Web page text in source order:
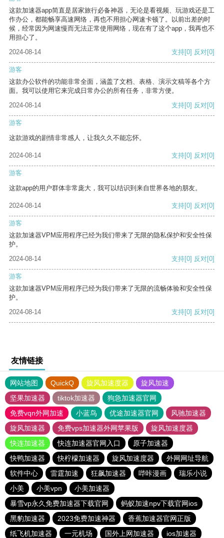
这款加速器app简直是居家旅行必备神器，无论是看视频、玩游戏还是工
作办公，都能畅享高速网络，再也不用担心网速卡顿了。以前出差的时
候，经常因为网速慢而无法正常使用网络，现在有了这个app，我再也不
用担心了。
2024-08-14
支持[0] 反对[0]
游客
这款办公软件的功能非常全面，涵盖了文档、表格、演示文稿等各个方
面。我可以使用它来完成日常办公的所有任务，非常方便。
2024-08-14
支持[0] 反对[0]
游客
这款游戏的剧情非常感人，让我久久不能忘怀。
2024-08-14 支持[0] 反对[0]
游客
这款app的用户群体非常庞大，我可以结识到来自世界各地的朋友。
2024-08-14 支持[0] 反对[0]
游客
这款加速器VPM应用程序已经为我们带来了无限的隐私保护和安全性保
护。
2024-08-14
支持[0] 反对[0]
游客
这款加速器VPM应用程序已经为我们带来了无限的流畅体验和安全性保
护。
2024-08-14
支持[0] 反对[0]
友情链接
网站地图 QuickQ 旋风加速度器
旋风加速
坚果加速器
tiktok加速器
狗急加速器官网
免费vqn外网加速
小蓝鸟 优途加速器官网
风驰加速器
旋风加速器
免费vps加速器外网苹果版
旋风加速度器
快连加速器
快连加速器官网入口
原子加速器
快鸭加速器
快柠檬加速器 旋风加速度器
外网网址导航
软件中心
雷霆加速 狂飙加速器 哔咔漫画
瑞乐小说
小美
小美vpn
小美加速器
暴雪vp永久免费加速器下载官网
蚂蚁加速npv下载官网ios
黑豹加速器
2023免费加速神器
香蕉加速器官网正版
纸飞机加速器
一元机场 国外上网加速器 ios加速器